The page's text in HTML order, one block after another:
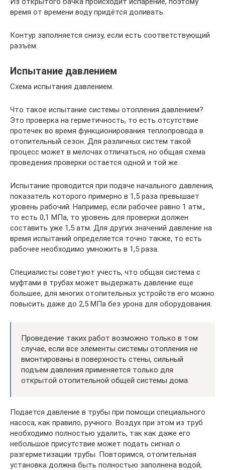
время от времени воду придётся доливать.
Контур заполняется снизу, если есть соответствующий
разъём.
Испытание давлением
Схема испытания давлением.
Что такое испытание системы отопления давлением?
Это проверка на герметичность, то есть отсутствие
протечек во время функционирования теплопровода в
отопительный сезон. Для различных систем такой
процесс может в мелочах отличаться, но общая схема
проведения проверки остается одной и той же.
Испытание проводится при подаче начального давления,
показатель которого примерно в 1,5 раза превышает
уровень рабочий. Например, если рабочее равно 1 атм.,
то есть 0,1 МПа, то уровень для проверки должен
составить уже 1,5 атм. Для других значений давление на
время испытаний определяется точно также, то есть
рабочее необходимо умножить в 1,5 раза.
Специалисты советуют учесть, что общая система с
муфтами в трубах может выдержать давление еще
большее, для многих отопительных устройств его можно
повысить даже до 2,5 МПа без урона для оборудования.
Проведение таких работ возможно только в том
случае, если все элементы системы отопления не
вмонтированы в поверхность стены, сильный
подъем давления применяется только для
открытой отопительной общей системы дома.
Подается давление в трубы при помощи специального
насоса, как правило, ручного. Воздух при этом из труб
необходимо полностью удалить, так как даже его
небольшое присутствие может подать сигнал о
разгерметизации трубы. Повторимся, отопительная
установка должна быть полностью заполнена водой,